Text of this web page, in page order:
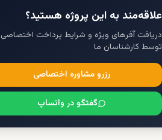
علاقه‌مند به این پروژه هستید؟
دریافت آفرهای ویژه و شرایط پرداخت اختصاصی
توسط کارشناسان ما
رزرو مشاوره اختصاصی
گفتگو در واتساپ